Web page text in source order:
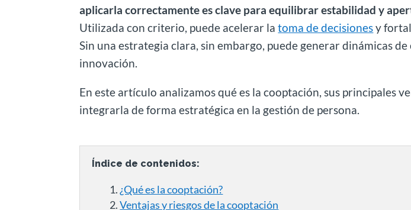
aplicarla correctamente es clave para equilibrar estabilidad y
Utilizada con criterio, puede acelerar latoma de decisionesy
Sin una estrategia clara, sin embargo, puede generar dinámicas
innovación.
En este artículo analizamos qué es la cooptación, sus principales
integrarla de forma estratégica en la gestión de persona.
Índice de contenidos:
¿Qué es la cooptación?
Ventajas y riesgos de la cooptación